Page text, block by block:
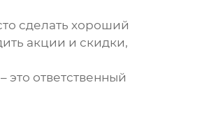
сделать хороший
акции и скидки,
ответственный